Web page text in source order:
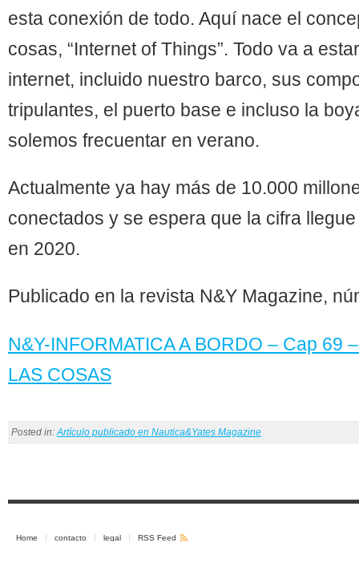
esta conexión de todo. Aquí nace el
cosas, “Internet of Things”. Todo va a
internet, incluido nuestro barco, sus
tripulantes, el puerto base e incluso la
solemos frecuentar en verano.
Actualmente ya hay más de 10.000
conectados y se espera que la cifra
en 2020.
Publicado en la revista N&Y Magazine,
N&Y-INFORMATICA A BORDO – Cap 69
LAS COSAS
Posted in: Artículo publicado en Nautica&Yates Magazine
Home contacto legal RSS Feed